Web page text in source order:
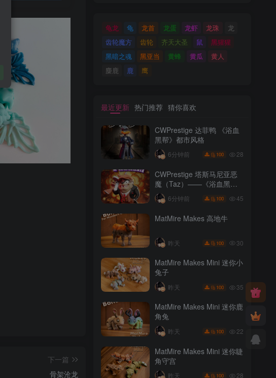
下一篇
骨架沧龙
龟龙 龟 龙首 龙蛋 龙虾 龙珠
龙
齿轮魔方
齿轮 齐天大圣 鼠
黑猩猩
黑暗之魂
黑亚当 黄蜂 黄瓜
黄人
麋鹿
鹿 鹰
最近更新 热门推荐 猜你喜欢
CWPrestige 达菲鸭 《浴血
黑帮》都市风格
6分钟前 100 28
CWPrestige 塔斯马尼亚恶
魔（Taz）——《浴血黑
帮》
6分钟前 100 45
MatMire Makes 高地牛
昨天 100 30
MatMire Makes Mini 迷你小
兔子
昨天 100 35
MatMire Makes Mini 迷你鹿
角兔
昨天 100 22
MatMire Makes Mini 迷你睫
角守宫
昨天 100 28